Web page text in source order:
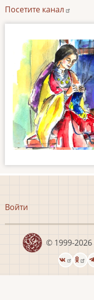
Посетите канал
Меню
записи
пользователя
Войти
© 1999-2026